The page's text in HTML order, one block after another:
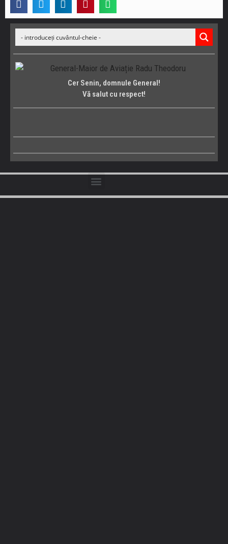
Cer Senin, domnule General!
Vă salut cu respect!